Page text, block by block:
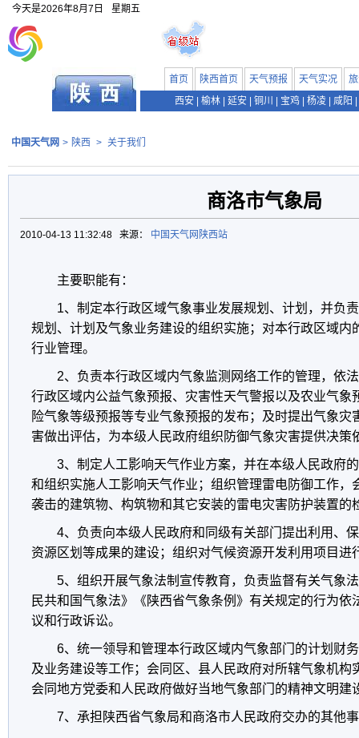
今天是2026年8月7日 星期五
首页 陕西首页 天气预报 天气实况
西安
榆林 延安 铜川 宝鸡 杨凌 咸阳
中国天气网 > 陕西 > 关于我们
商洛市气象局
2010-04-13 11:32:48 来源： 中国天气网陕西站
主要职能有：
1、制定本行政区域气象事业发展规划、计划，并负
规划、计划及气象业务建设的组织实施；对本行政区域内
行业管理。
2、负责本行政区域内气象监测网络工作的管理，依
行政区域内公益气象预报、灾害性天气警报以及农业气象
险气象等级预报等专业气象预报的发布；及时提出气象灾
害做出评估，为本级人民政府组织防御气象灾害提供决策
3、制定人工影响天气作业方案，并在本级人民政府
和组织实施人工影响天气作业；组织管理雷电防御工作，
袭击的建筑物、构筑物和其它安装的雷电灾害防护装置的
4、负责向本级人民政府和同级有关部门提出利用、
资源区划等成果的建设；组织对气候资源开发利用项目进
5、组织开展气象法制宣传教育，负责监督有关气象
民共和国气象法》《陕西省气象条例》有关规定的行为依
议和行政诉讼。
6、统一领导和管理本行政区域内气象部门的计划财
及业务建设等工作；会同区、县人民政府对所辖气象机构
会同地方党委和人民政府做好当地气象部门的精神文明建
7、承担陕西省气象局和商洛市人民政府交办的其他